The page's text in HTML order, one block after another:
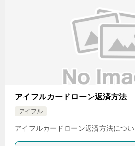
アイフルカードローン返済方法
アイフル
アイフルカードローン返済方法につい